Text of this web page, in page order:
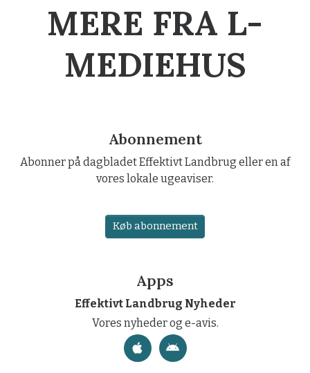
MERE FRA L-
MEDIEHUS
Abonnement
Abonner på dagbladet Effektivt Landbrug eller en af
vores lokale ugeaviser.
Køb abonnement
Apps
Effektivt Landbrug Nyheder
Vores nyheder og e-avis.